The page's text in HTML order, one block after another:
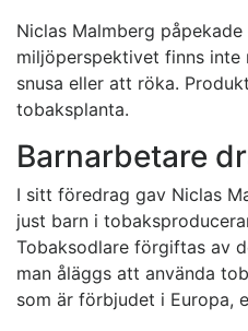
Niclas Malmberg
miljöperspektivet finns inte
snusa eller att röka.
tobaksplanta.
Barnarbetare
I sitt föredrag gav Niclas
just barn i
Tobaksodlare förgiftas av
man åläggs att använda
som är förbjudet i Europa,